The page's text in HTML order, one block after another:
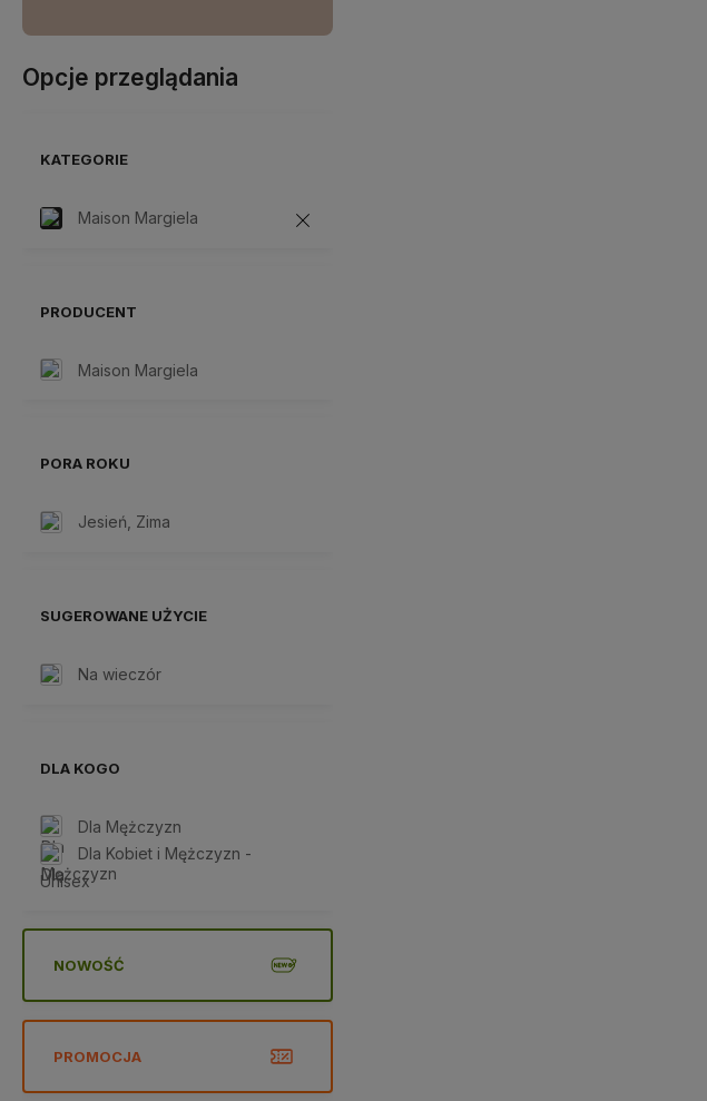
Opcje przeglądania
KATEGORIE
Maison Margiela
PRODUCENT
Maison Margiela
PORA ROKU
Jesień, Zima
SUGEROWANE UŻYCIE
Na wieczór
DLA KOGO
Dla Mężczyzn
Dla Kobiet i Mężczyzn -
Unisex
NOWOŚĆ
PROMOCJA